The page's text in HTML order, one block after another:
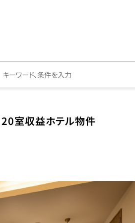
20室収益ホテル物件